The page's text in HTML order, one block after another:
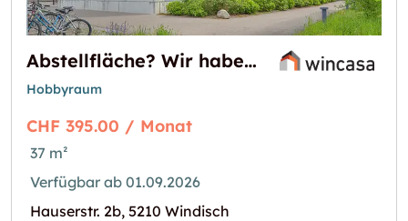
Abstellfläche? Wir haben die Lösung!
Hobbyraum
CHF 395.00 / Monat
37 m²
Verfügbar ab 01.09.2026
Hauserstr. 2b, 5210 Windisch